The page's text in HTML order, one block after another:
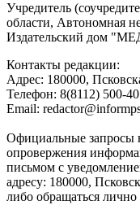
Учредитель
области, Автономная
Издательский дом
Контакты редакции:
Адреc: 180000,
Телефон: 8(8112) 500-
Email:
Официальные запросы
опровержения
письмом с
адресу: 180000,
либо обращаться